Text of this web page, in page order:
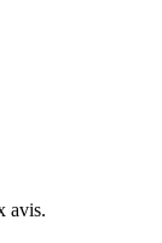
avis.